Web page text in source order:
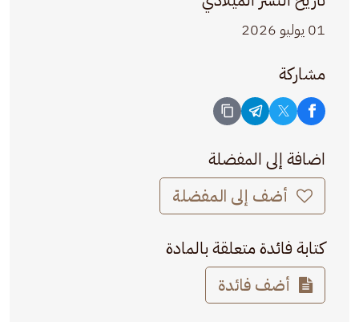
01 يوليو 2026
مشاركة
اضافة إلى المفضلة
أضف إلى المفضلة
كتابة فائدة متعلقة بالمادة
أضف فائدة